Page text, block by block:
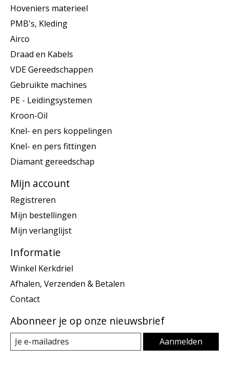
Hoveniers materieel
PMB's, Kleding
Airco
Draad en Kabels
VDE Gereedschappen
Gebruikte machines
PE - Leidingsystemen
Kroon-Oil
Knel- en pers koppelingen
Knel- en pers fittingen
Diamant gereedschap
Mijn account
Registreren
Mijn bestellingen
Mijn verlanglijst
Informatie
Winkel Kerkdriel
Afhalen, Verzenden & Betalen
Contact
Abonneer je op onze nieuwsbrief
Aanmelden